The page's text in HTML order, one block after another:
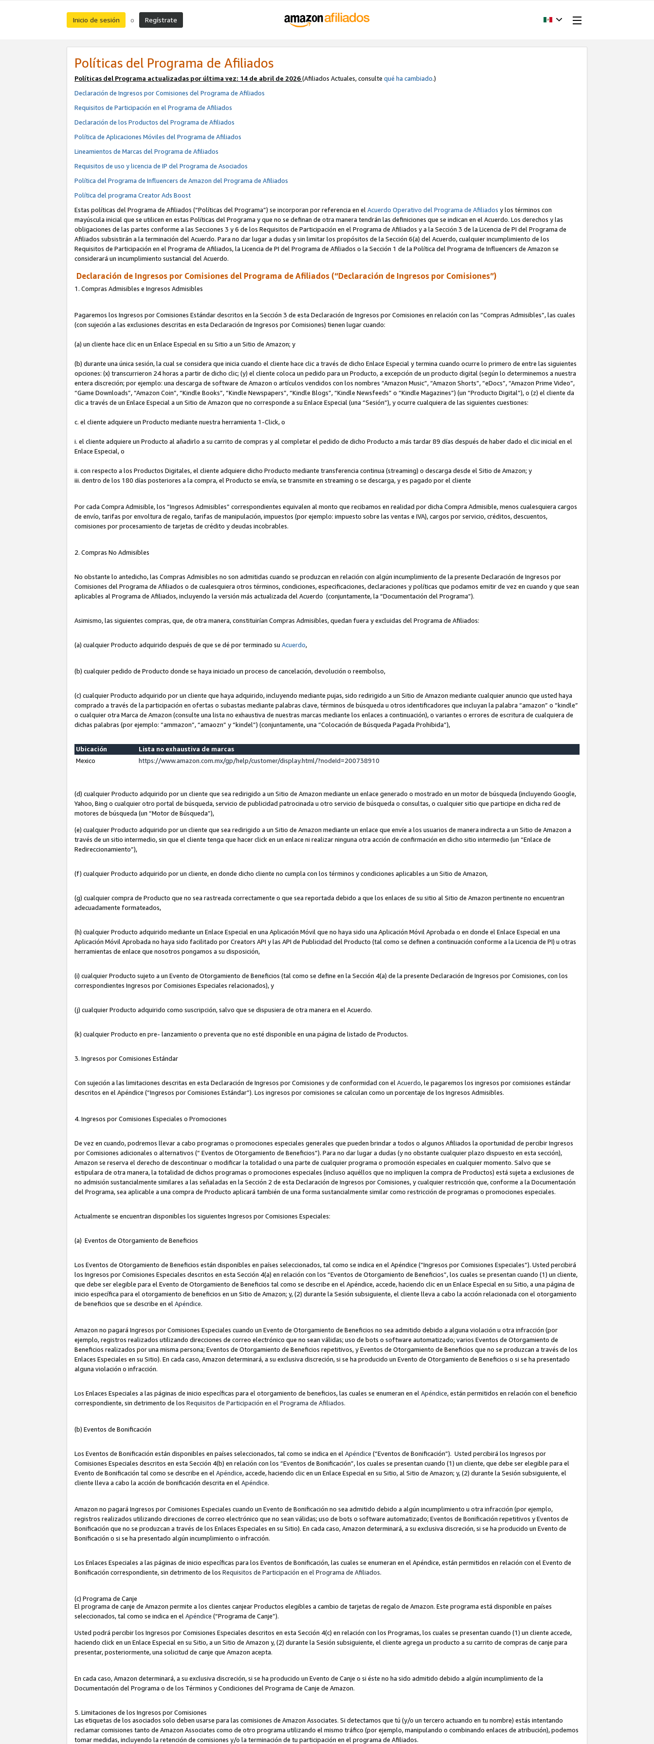
Inicio de sesión o Regístrate
Políticas del Programa de Afiliados
Políticas del Programa actualizadas por última vez: 14 de abril de 2026(Afiliados Actuales, consulte qué ha cambiado.)
Declaración de Ingresos por Comisiones del Programa de Afiliados
Requisitos de Participación en el Programa de Afiliados
Declaración de los Productos del Programa de Afiliados
Política de Aplicaciones Móviles del Programa de Afiliados
Lineamientos de Marcas del Programa de Afiliados
Requisitos de uso y licencia de IP del Programa de Asociados
Política del Programa de Influencers de Amazon del Programa de Afiliados
Política del programa Creator Ads Boost
Estas políticas del Programa de Afiliados (“Políticas del Programa”) se incorporan por referencia en elAcuerdo Operativo del Programa de Afiliados y los términos con
mayúscula inicial que se utilicen en estas Políticas del Programa y que no se definan de otra manera tendrán las definiciones que se indican en el Acuerdo. Los derechos y las
obligaciones de las partes conforme a las Secciones 3 y 6 de los Requisitos de Participación en el Programa de Afiliados y a la Sección 3 de la Licencia de PI del Programa de
Afiliados subsistirán a la terminación del Acuerdo. Para no dar lugar a dudas y sin limitar los propósitos de la Sección 6(a) del Acuerdo, cualquier incumplimiento de los
Requisitos de Participación en el Programa de Afiliados, la Licencia de PI del Programa de Afiliados o la Sección 1 de la Política del Programa de Influencers de Amazon se
considerará un incumplimiento sustancial del Acuerdo.
Declaración de Ingresos por Comisiones del Programa de Afiliados (“Declaración de Ingresos por Comisiones”)
1. Compras Admisibles e Ingresos Admisibles
Pagaremos los Ingresos por Comisiones Estándar descritos en la Sección 3 de esta Declaración de Ingresos por Comisiones en relación con las “Compras Admisibles”, las cuales
(con sujeción a las exclusiones descritas en esta Declaración de Ingresos por Comisiones) tienen lugar cuando:
(a) un cliente hace clic en un Enlace Especial en su Sitio a un Sitio de Amazon; y
(b) durante una única sesión, la cual se considera que inicia cuando el cliente hace clic a través de dicho Enlace Especial y termina cuando ocurre lo primero de entre las siguientes
opciones: (x) transcurrieron 24 horas a partir de dicho clic; (y) el cliente coloca un pedido para un Producto, a excepción de un producto digital (según lo determinemos a nuestra
entera discreción; por ejemplo: una descarga de software de Amazon o artículos vendidos con los nombres “Amazon Music”, “Amazon Shorts”, “eDocs”, “Amazon Prime Video”,
“Game Downloads”, “Amazon Coin”, “Kindle Books”, “Kindle Newspapers”, “Kindle Blogs”, “Kindle Newsfeeds” o “Kindle Magazines”) (un “Producto Digital”), o (z) el cliente da
clic a través de un Enlace Especial a un Sitio de Amazon que no corresponde a su Enlace Especial (una “Sesión”), y ocurre cualquiera de las siguientes cuestiones:
c. el cliente adquiere un Producto mediante nuestra herramienta 1-Click, o
i. el cliente adquiere un Producto al añadirlo a su carrito de compras y al completar el pedido de dicho Producto a más tardar 89 días después de haber dado el clic inicial en el
Enlace Especial, o
ii. con respecto a los Productos Digitales, el cliente adquiere dicho Producto mediante transferencia continua (streaming) o descarga desde el Sitio de Amazon; y
iii. dentro de los 180 días posteriores a la compra, el Producto se envía, se transmite en streaming o se descarga, y es pagado por el cliente
Por cada Compra Admisible, los “Ingresos Admisibles” correspondientes equivalen al monto que recibamos en realidad por dicha Compra Admisible, menos cualesquiera cargos
de envío, tarifas por envoltura de regalo, tarifas de manipulación, impuestos (por ejemplo: impuesto sobre las ventas e IVA), cargos por servicio, créditos, descuentos,
comisiones por procesamiento de tarjetas de crédito y deudas incobrables.
2. Compras No Admisibles
No obstante lo antedicho, las Compras Admisibles no son admitidas cuando se produzcan en relación con algún incumplimiento de la presente Declaración de Ingresos por
Comisiones del Programa de Afiliados o de cualesquiera otros términos, condiciones, especificaciones, declaraciones y políticas que podamos emitir de vez en cuando y que sean
aplicables al Programa de Afiliados, incluyendo la versión más actualizada del Acuerdo (conjuntamente, la “Documentación del Programa”).
Asimismo, las siguientes compras, que, de otra manera, constituirían Compras Admisibles, quedan fuera y excluidas del Programa de Afiliados:
(a) cualquier Producto adquirido después de que se dé por terminado su Acuerdo,
(b) cualquier pedido de Producto donde se haya iniciado un proceso de cancelación, devolución o reembolso,
(c) cualquier Producto adquirido por un cliente que haya adquirido, incluyendo mediante pujas, sido redirigido a un Sitio de Amazon mediante cualquier anuncio que usted haya
comprado a través de la participación en ofertas o subastas mediante palabras clave, términos de búsqueda u otros identificadores que incluyan la palabra “amazon” o “kindle”
o cualquier otra Marca de Amazon (consulte una lista no exhaustiva de nuestras marcas mediante los enlaces a continuación), o variantes o errores de escritura de cualquiera de
dichas palabras (por ejemplo: “ammazon”, “amaozn” y “kindel”) (conjuntamente, una “Colocación de Búsqueda Pagada Prohibida”),
Ubicación
Lista no exhaustiva de marcas
Mexico
https://www.amazon.com.mx/gp/help/customer/display.html/?nodeId=200738910
(d) cualquier Producto adquirido por un cliente que sea redirigido a un Sitio de Amazon mediante un enlace generado o mostrado en un motor de búsqueda (incluyendo Google,
Yahoo, Bing o cualquier otro portal de búsqueda, servicio de publicidad patrocinada u otro servicio de búsqueda o consultas, o cualquier sitio que participe en dicha red de
motores de búsqueda (un “Motor de Búsqueda”),
(e) cualquier Producto adquirido por un cliente que sea redirigido a un Sitio de Amazon mediante un enlace que envíe a los usuarios de manera indirecta a un Sitio de Amazon a
través de un sitio intermedio, sin que el cliente tenga que hacer click en un enlace ni realizar ninguna otra acción de confirmación en dicho sitio intermedio (un “Enlace de
Redireccionamiento”),
(f) cualquier Producto adquirido por un cliente, en donde dicho cliente no cumpla con los términos y condiciones aplicables a un Sitio de Amazon,
(g) cualquier compra de Producto que no sea rastreada correctamente o que sea reportada debido a que los enlaces de su sitio al Sitio de Amazon pertinente no encuentran
adecuadamente formateados,
(h) cualquier Producto adquirido mediante un Enlace Especial en una Aplicación Móvil que no haya sido una Aplicación Móvil Aprobada o en donde el Enlace Especial en una
Aplicación Móvil Aprobada no haya sido facilitado por Creators API y las API de Publicidad del Producto (tal como se definen a continuación conforme a la Licencia de PI) u otras
herramientas de enlace que nosotros pongamos a su disposición,
(i) cualquier Producto sujeto a un Evento de Otorgamiento de Beneficios (tal como se define en la Sección 4(a) de la presente Declaración de Ingresos por Comisiones, con los
correspondientes Ingresos por Comisiones Especiales relacionados), y
(j) cualquier Producto adquirido como suscripción, salvo que se dispusiera de otra manera en el Acuerdo.
(k) cualquier Producto en pre- lanzamiento o preventa que no esté disponible en una página de listado de Productos.
3. Ingresos por Comisiones Estándar
Con sujeción a las limitaciones descritas en esta Declaración de Ingresos por Comisiones y de conformidad con el Acuerdo, le pagaremos los ingresos por comisiones estándar
descritos en el Apéndice (“Ingresos por Comisiones Estándar”). Los ingresos por comisiones se calculan como un porcentaje de los Ingresos Admisibles.
4. Ingresos por Comisiones Especiales o Promociones
De vez en cuando, podremos llevar a cabo programas o promociones especiales generales que pueden brindar a todos o algunos Afiliados la oportunidad de percibir Ingresos
por Comisiones adicionales o alternativos (“ Eventos de Otorgamiento de Beneficios”). Para no dar lugar a dudas (y no obstante cualquier plazo dispuesto en esta sección),
Amazon se reserva el derecho de descontinuar o modificar la totalidad o una parte de cualquier programa o promoción especiales en cualquier momento. Salvo que se
estipulara de otra manera, la totalidad de dichos programas o promociones especiales (incluso aquéllos que no impliquen la compra de Productos) está sujeta a exclusiones de
no admisión sustancialmente similares a las señaladas en la Sección 2 de esta Declaración de Ingresos por Comisiones, y cualquier restricción que, conforme a la Documentación
del Programa, sea aplicable a una compra de Producto aplicará también de una forma sustancialmente similar como restricción de programas o promociones especiales.
Actualmente se encuentran disponibles los siguientes Ingresos por Comisiones Especiales:
(a) Eventos de Otorgamiento de Beneficios
Los Eventos de Otorgamiento de Beneficios están disponibles en países seleccionados, tal como se indica en el Apéndice (“Ingresos por Comisiones Especiales”). Usted percibirá
los Ingresos por Comisiones Especiales descritos en esta Sección 4(a) en relación con los “Eventos de Otorgamiento de Beneficios”, los cuales se presentan cuando (1) un cliente,
que debe ser elegible para el Evento de Otorgamiento de Beneficios tal como se describe en el Apéndice, accede, haciendo clic en un Enlace Especial en su Sitio, a una página de
inicio específica para el otorgamiento de beneficios en un Sitio de Amazon; y, (2) durante la Sesión subsiguiente, el cliente lleva a cabo la acción relacionada con el otorgamiento
de beneficios que se describe en el Apéndice.
Amazon no pagará Ingresos por Comisiones Especiales cuando un Evento de Otorgamiento de Beneficios no sea admitido debido a alguna violación u otra infracción (por
ejemplo, registros realizados utilizando direcciones de correo electrónico que no sean válidas; uso de bots o software automatizado; varios Eventos de Otorgamiento de
Beneficios realizados por una misma persona; Eventos de Otorgamiento de Beneficios repetitivos, y Eventos de Otorgamiento de Beneficios que no se produzcan a través de los
Enlaces Especiales en su Sitio). En cada caso, Amazon determinará, a su exclusiva discreción, si se ha producido un Evento de Otorgamiento de Beneficios o si se ha presentado
alguna violación o infracción.
Los Enlaces Especiales a las páginas de inicio específicas para el otorgamiento de beneficios, las cuales se enumeran en el Apéndice, están permitidos en relación con el beneficio
correspondiente, sin detrimento de los Requisitos de Participación en el Programa de Afiliados.
(b) Eventos de Bonificación
Los Eventos de Bonificación están disponibles en países seleccionados, tal como se indica en el Apéndice (“Eventos de Bonificación”). Usted percibirá los Ingresos por
Comisiones Especiales descritos en esta Sección 4(b) en relación con los “Eventos de Bonificación”, los cuales se presentan cuando (1) un cliente, que debe ser elegible para el
Evento de Bonificación tal como se describe en el Apéndice, accede, haciendo clic en un Enlace Especial en su Sitio, al Sitio de Amazon; y, (2) durante la Sesión subsiguiente, el
cliente lleva a cabo la acción de bonificación descrita en el Apéndice.
Amazon no pagará Ingresos por Comisiones Especiales cuando un Evento de Bonificación no sea admitido debido a algún incumplimiento u otra infracción (por ejemplo,
registros realizados utilizando direcciones de correo electrónico que no sean válidas; uso de bots o software automatizado; Eventos de Bonificación repetitivos y Eventos de
Bonificación que no se produzcan a través de los Enlaces Especiales en su Sitio). En cada caso, Amazon determinará, a su exclusiva discreción, si se ha producido un Evento de
Bonificación o si se ha presentado algún incumplimiento o infracción.
Los Enlaces Especiales a las páginas de inicio específicas para los Eventos de Bonificación, las cuales se enumeran en el Apéndice, están permitidos en relación con el Evento de
Bonificación correspondiente, sin detrimento de los Requisitos de Participación en el Programa de Afiliados.
(c) Programa de Canje
El programa de canje de Amazon permite a los clientes canjear Productos elegibles a cambio de tarjetas de regalo de Amazon. Este programa está disponible en países
seleccionados, tal como se indica en el Apéndice (“Programa de Canje”).
Usted podrá percibir los Ingresos por Comisiones Especiales descritos en esta Sección 4(c) en relación con los Programas, los cuales se presentan cuando (1) un cliente accede,
haciendo click en un Enlace Especial en su Sitio, a un Sitio de Amazon y, (2) durante la Sesión subsiguiente, el cliente agrega un producto a su carrito de compras de canje para
presentar, posteriormente, una solicitud de canje que Amazon acepta.
En cada caso, Amazon determinará, a su exclusiva discreción, si se ha producido un Evento de Canje o si éste no ha sido admitido debido a algún incumplimiento de la
Documentación del Programa o de los Términos y Condiciones del Programa de Canje de Amazon.
5. Limitaciones de los Ingresos por Comisiones
Las etiquetas de los asociados solo deben usarse para las comisiones de Amazon Associates. Si detectamos que tú (y/o un tercero actuando en tu nombre) estás intentando
reclamar comisiones tanto de Amazon Associates como de otro programa utilizando el mismo tráfico (por ejemplo, manipulando o combinando enlaces de atribución), podemos
tomar medidas, incluyendo la retención de comisiones y/o la terminación de tu participación en el programa de Afiliados.